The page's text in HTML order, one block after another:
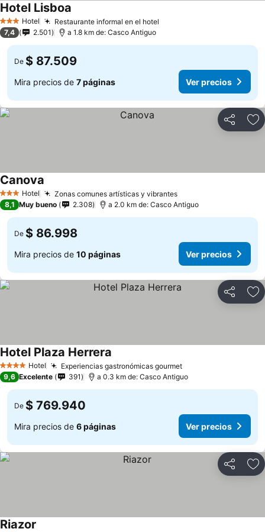
3 Estrellas
Hotel Restaurante informal en el hotel
Hotel Lisboa
7,4 2.501 a 1.8 km de: Casco Antiguo
De $ 87.509
Mira precios de 7 páginas Ver precios
Compartir
3 Estrellas
Hotel Zonas comunes artísticas y vibrantes
Canova
8,1 Muy bueno 2.308 a 2.0 km de: Casco Antiguo
De $ 86.998
Mira precios de 10 páginas Ver precios
Compartir
4 EstrellasHotel Experiencias gastronómicas gourmet
Hotel Plaza Herrera
9,6 Excelente 391 a 0.3 km de: Casco Antiguo
De $ 769.940
Mira precios de 6 páginas Ver precios
Compartir
Riazor